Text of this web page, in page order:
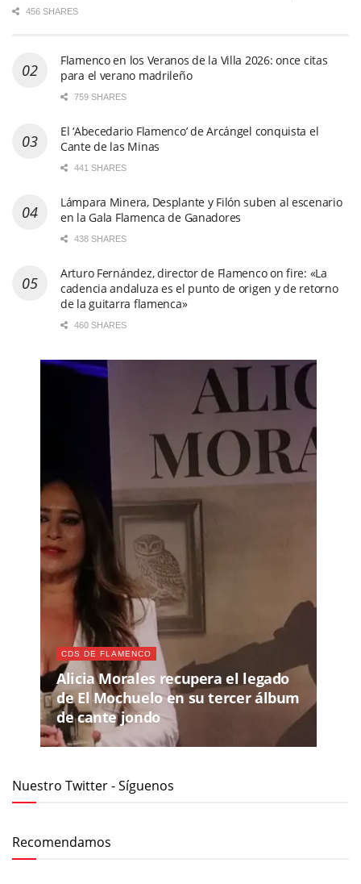
456 SHARES
Flamenco en los Veranos de la Villa 2026: once citas
para el verano madrileño
759 SHARES
El ‘Abecedario Flamenco’ de Arcángel conquista el
Cante de las Minas
441 SHARES
Lámpara Minera, Desplante y Filón suben al escenario
en la Gala Flamenca de Ganadores
438 SHARES
Arturo Fernández, director de Flamenco on fire: «La
cadencia andaluza es el punto de origen y de retorno
de la guitarra flamenca»
460 SHARES
CDS DE FLAMENCO
Alicia Morales recupera el legado
de El Mochuelo en su tercer álbum
de cante jondo
Nuestro Twitter - Síguenos
Recomendamos